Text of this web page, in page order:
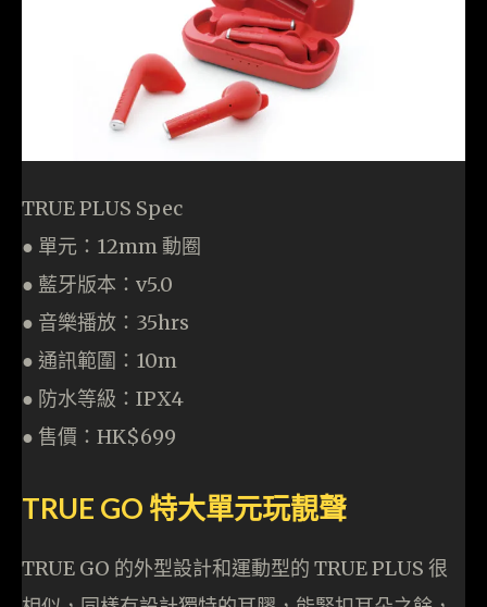
TRUE PLUS Spec
● 單元：12mm 動圈
● 藍牙版本：v5.0
● 音樂播放：35hrs
● 通訊範圍：10m
● 防水等級：IPX4
● 售價：HK$699
TRUE GO 特大單元玩靚聲
TRUE GO 的外型設計和運動型的 TRUE PLUS 很